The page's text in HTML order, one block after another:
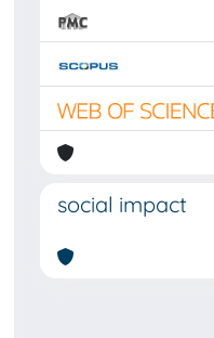
social impact